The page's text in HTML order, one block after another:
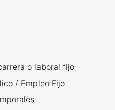
o laboral fijo
/ Empleo Fijo